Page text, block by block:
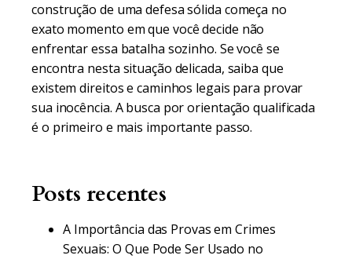
construção de uma defesa sólida começa no
exato momento em que você decide não
enfrentar essa batalha sozinho. Se você se
encontra nesta situação delicada, saiba que
existem direitos e caminhos legais para provar
sua inocência. A busca por orientação qualificada
é o primeiro e mais importante passo.
Posts recentes
A Importância das Provas em Crimes
Sexuais: O Que Pode Ser Usado no